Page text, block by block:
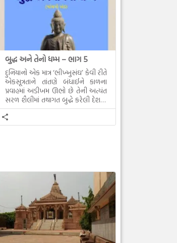
બુદ્ધ અને તેનો ધમ્મ – ભાગ 5
દુનિયાનો એક માત્ર ‘ભીખ્ખુસંઘ’ કેવી રીતે
એકસૂત્રતાને તાંતણે બંધાઈને કાળના
પ્રવાહમાં અડીખમ ઊભો છે તેની અત્યંત
સરળ શૈલીમાં તથાગત બુદ્ધે કરેલી દેશના
સમાવતો મૂલ્યવાન ગ્રંથ એટલે બુદ્ધ અને
તેનો ધમ્મ.